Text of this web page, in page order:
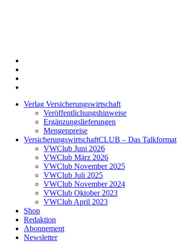
Verlag Versicherungswirtschaft
Veröffentlichungshinweise
Ergänzungslieferungen
Mengenpreise
VersicherungswirtschaftCLUB – Das Talkformat
VWClub Juni 2026
VWClub März 2026
VWClub November 2025
VWClub Juli 2025
VWClub November 2024
VWClub Oktober 2023
VWClub April 2023
Shop
Redaktion
Abonnement
Newsletter